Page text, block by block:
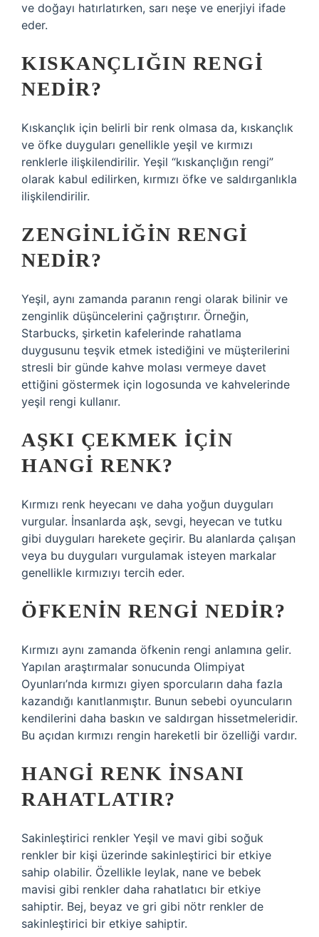
ve doğayı hatırlatırken, sarı neşe ve enerjiyi ifade
eder.
KISKANÇLIĞIN RENGI
NEDIR?
Kıskançlık için belirli bir renk olmasa da, kıskançlık
ve öfke duyguları genellikle yeşil ve kırmızı
renklerle ilişkilendirilir. Yeşil “kıskançlığın rengi”
olarak kabul edilirken, kırmızı öfke ve saldırganlıkla
ilişkilendirilir.
ZENGINLIĞIN RENGI
NEDIR?
Yeşil, aynı zamanda paranın rengi olarak bilinir ve
zenginlik düşüncelerini çağrıştırır. Örneğin,
Starbucks, şirketin kafelerinde rahatlama
duygusunu teşvik etmek istediğini ve müşterilerini
stresli bir günde kahve molası vermeye davet
ettiğini göstermek için logosunda ve kahvelerinde
yeşil rengi kullanır.
AŞKI ÇEKMEK IÇIN
HANGI RENK?
Kırmızı renk heyecanı ve daha yoğun duyguları
vurgular. İnsanlarda aşk, sevgi, heyecan ve tutku
gibi duyguları harekete geçirir. Bu alanlarda çalışan
veya bu duyguları vurgulamak isteyen markalar
genellikle kırmızıyı tercih eder.
ÖFKENIN RENGI NEDIR?
Kırmızı aynı zamanda öfkenin rengi anlamına gelir.
Yapılan araştırmalar sonucunda Olimpiyat
Oyunları’nda kırmızı giyen sporcuların daha fazla
kazandığı kanıtlanmıştır. Bunun sebebi oyuncuların
kendilerini daha baskın ve saldırgan hissetmeleridir.
Bu açıdan kırmızı rengin hareketli bir özelliği vardır.
HANGI RENK INSANI
RAHATLATIR?
Sakinleştirici renkler Yeşil ve mavi gibi soğuk
renkler bir kişi üzerinde sakinleştirici bir etkiye
sahip olabilir. Özellikle leylak, nane ve bebek
mavisi gibi renkler daha rahatlatıcı bir etkiye
sahiptir. Bej, beyaz ve gri gibi nötr renkler de
sakinleştirici bir etkiye sahiptir.